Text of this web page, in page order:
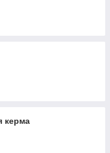
керма